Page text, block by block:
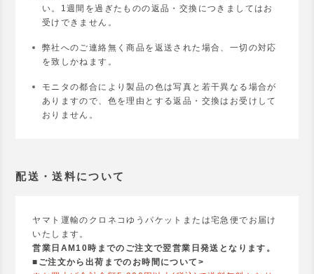
い。1週間を過ぎたものの返品・交換につきましてはお
受けできません。
弊社へのご連絡無く商品を返送された場合、一切の対応
を致しかねます。
モニタの都合により製品の色は写真と若干異なる場合が
ありますので、色を理由とする返品・交換はお受けして
おりません。
配送・送料について
ヤマト運輸のクロネコゆうパケットまたは宅急便でお届け
いたします。
営業日AM10時までのご注文で翌営業日発送となります。
■ ご注文から出荷までのお時間について>